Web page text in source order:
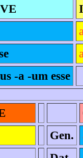
-a -um esse
Gen.